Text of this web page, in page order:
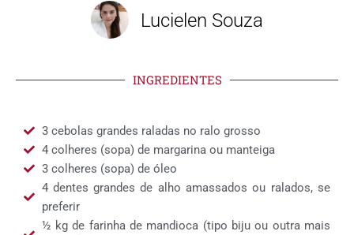
Lucielen Souza
INGREDIENTES
3 cebolas grandes raladas no ralo grosso
4 colheres (sopa) de margarina ou manteiga
3 colheres (sopa) de óleo
4 dentes grandes de alho amassados ou ralados, se
preferir
½ kg de farinha de mandioca (tipo biju ou outra mais